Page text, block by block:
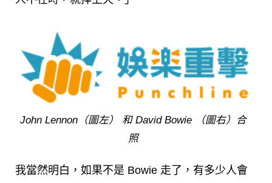
John Lennon（圖左） 和 David Bowie （圖右）合
照
我當然明白，如果不是 Bowie 走了，有多少人會